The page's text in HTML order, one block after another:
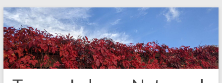
Zum
Inhalt
springen